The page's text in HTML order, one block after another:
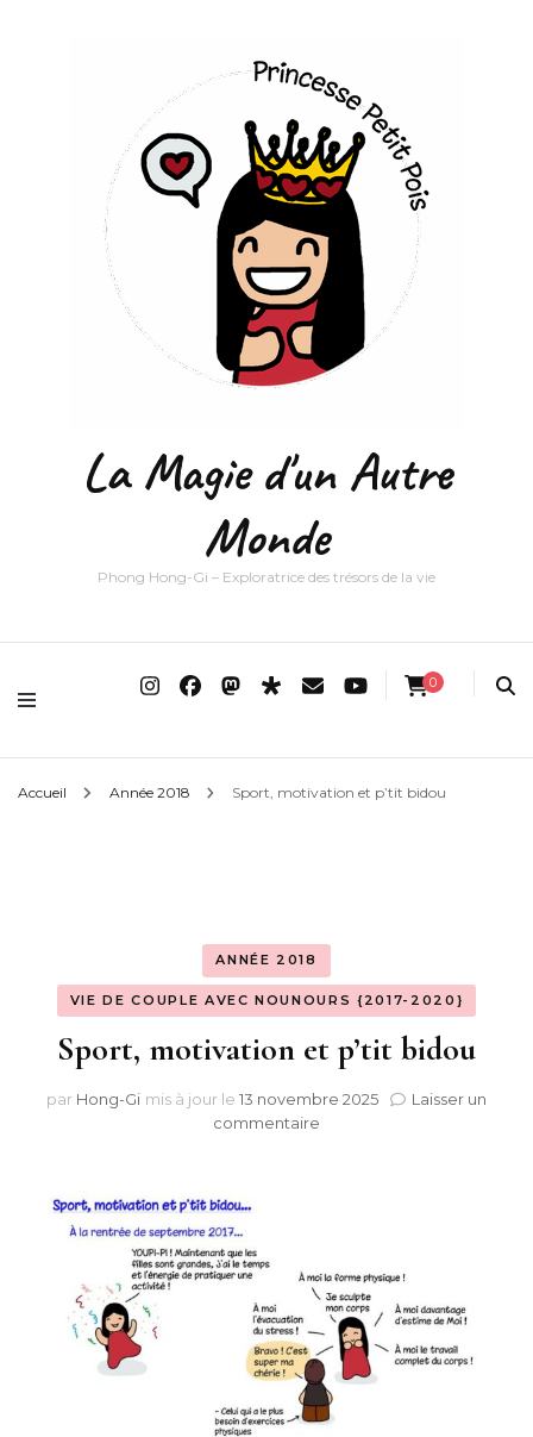
La Magie d'un Autre
Monde
Phong Hong-Gi – Exploratrice des trésors de la vie
0
Accueil Année 2018 Sport, motivation et p’tit bidou
ANNÉE 2018
VIE DE COUPLE AVEC NOUNOURS {2017-2020}
Sport, motivation et p’tit bidou
par Hong-Gi mis à jour le 13 novembre 2025
Laisser un
commentaire